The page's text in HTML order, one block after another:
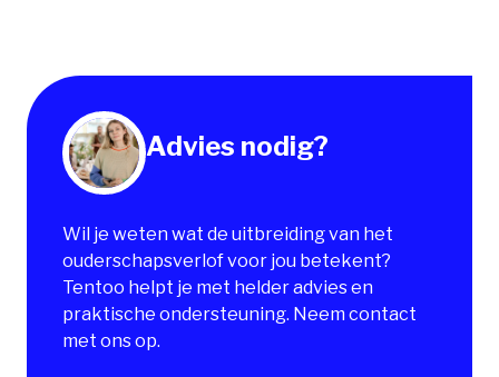
Advies nodig?
Wil je weten wat de uitbreiding van het
ouderschapsverlof voor jou betekent?
Tentoo helpt je met helder advies en
praktische ondersteuning. Neem contact
met ons op.